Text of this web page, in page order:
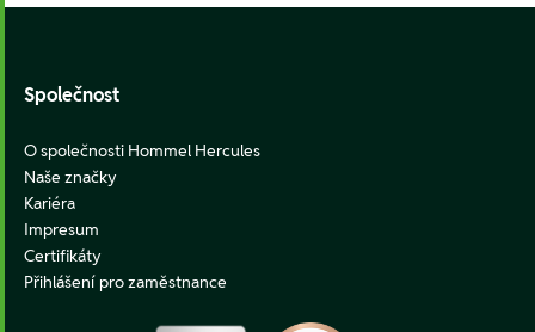
Společnost
O společnosti Hommel Hercules
Naše značky
Kariéra
Impresum
Certifikáty
Přihlášení pro zaměstnance